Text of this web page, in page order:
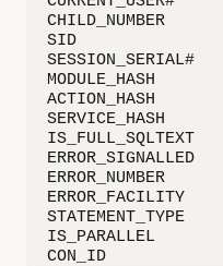
CHILD_NUMBER
SID
MODULE_HASH
ACTION_HASH
SERVICE_HASH
ERROR_NUMBER
IS_PARALLEL
CON_ID